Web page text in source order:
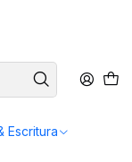
Escritura
& Biselada